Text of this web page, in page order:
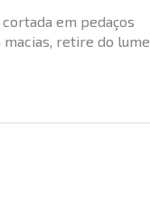
em pedaços
retire do lume